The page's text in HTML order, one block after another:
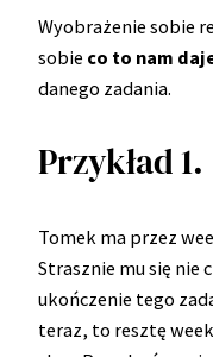
Wyobrażenie sobie
sobie co to nam
danego zadania.
Przykład 1.
Tomek ma przez
Strasznie mu się nie
ukończenie tego
teraz, to resztę